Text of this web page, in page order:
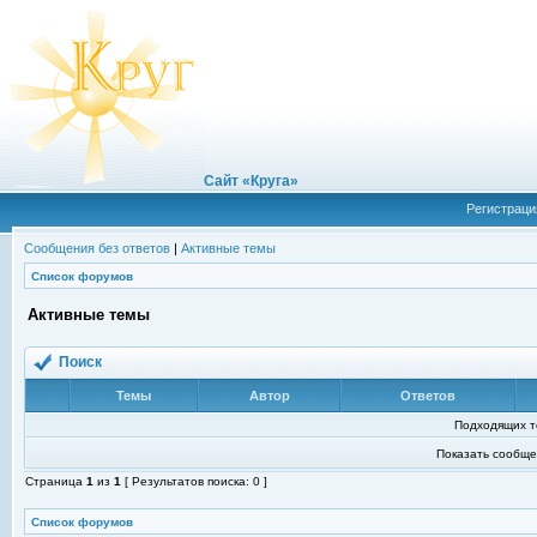
Сайт «Круга»
Сообщения без ответов | Активные темы
Список форумов
Активные темы
Поиск
Темы Автор Ответов
Подходящих
Показать
Страница 1 из 1 [ Результатов поиска: 0 ]
Список форумов